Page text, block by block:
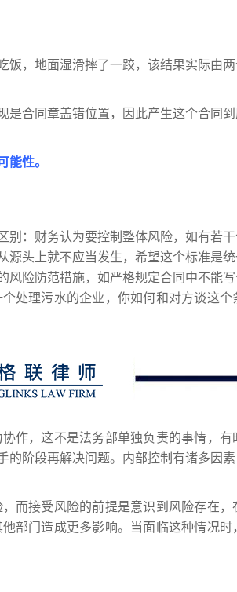
，地面湿滑摔了一跤，该结果实际由
合同章盖错位置，因此产生这个合同
能性。
：财务认为要控制整体风险，如有若
头上就不应当发生，希望这个标准是
险防范措施，如严格规定合同中不能
处理污水的企业，你如何和对方谈这
作，这不是法务部单独负责的事情，
阶段再解决问题。内部控制有诸多因
而接受风险的前提是意识到风险存在
部门造成更多影响。当面临这种情况